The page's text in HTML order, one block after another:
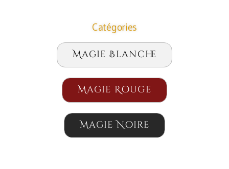
Catégories
Magie Blanche
Magie Rouge
Magie Noire